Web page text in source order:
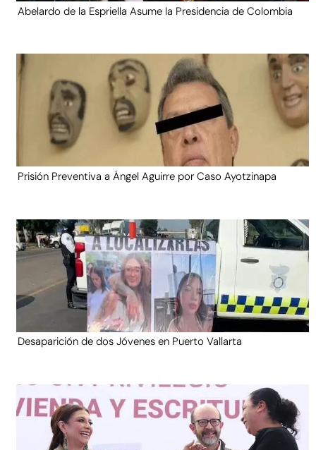
Abelardo de la Espriella Asume la Presidencia de Colombia
Prisión Preventiva a Ángel Aguirre por Caso Ayotzinapa
Desaparición de dos Jóvenes en Puerto Vallarta